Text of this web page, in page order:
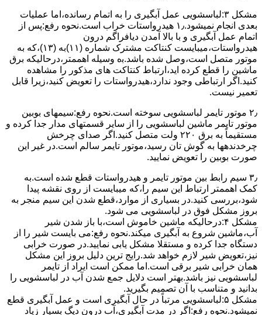
مشکل ۳:لباسشویی ﻋﻤﻞ آﺑﮕﯿﺮی را ﺑﻪ اﺗﻤﺎم رﺳﺎﻧﺪه،اﻣﺎ ﻋﻤﻠﯿﺎت
ﺑﻌﺪی اﻧﺠﺎم نمیشود.۱٫ ﻫﯿﺪرواﺳﺘﺎت ﺧﺮاب اﺳﺖ.نحوه رﻓﻊ:ﭘﺲ از
اﺗﻤﺎم عمل آﺑﮕﯿﺮی و ﺑﺎ ﺑﺎﻻ آﻣﺪن دﯾﺎﻓﺮاﮔﻢ درون
ﻫﯿﺪرواﺳﺘﺎت،میبایست ﮐﻨﺘﺎﮐﺖ ﻣﺸﺘﺮک شماره (۱۱)به (۱۳)،ﮐﻪ ﺑﻪ
ﻣﻮﺗﻮر ﻣﺘﺼﻞ اﺳﺖ،وﺻﻞ ﺷﺪه ﺑﺎﺷﺪ.ﺑه وسیله اهممتر،درحالیکه ﺑﺮق
ﻣﺎﺷﯿﻦ را ﻗﻄﻊ کرده اید،ارﺗﺒﺎط ﮐﻨﺘﺎﮐﺖ ﻫﺎی ﻣﺬﮐﻮر را ﻣﺸﺎﻫﺪه
کنید.اﮔﺮ ارﺗﺒﺎطی وجود ندارد،ﻫﯿﺪرواﺳﺘﺎت را ﺗﻌﻮﯾﺾ ﮐﻨﯿﺪ،زﯾﺮا قابل
ﺗﻌﻤﯿﺮ نیست.
۲٫ ﻣﻮﺗﻮر ﺗﺎﯾﻤﺮ لباسشویی ﺳﻮﺧﺘﻪ اﺳﺖ.نحوه رﻓﻊ:سیمهای ﺑﻮﺑﯿﻦ
ﻣﻮﺗﻮر ﺗﺎﯾﻤﺮ ماشین لباسشویی را از ﺳﺎﯾﺮ قسمتهای ﻣﺪار ﺟﺪا کرده و
مستقیماً ﺑﻪ برق ۲۲۰ وﻟﺖ ﻣﺘﺼﻞ کنید.اﮔﺮ ﺻﺪای ﭼﺮﺧﺶ
چرخدندهها به گوش تان رﺳﯿﺪ،ﻣﻮﺗﻮر ﺗﺎﯾﻤﺮ ﺳﺎﻟﻢ اﺳﺖ.در ﻏﯿﺮ اﯾﻦ
ﺻﻮرت ﺑﻮﺑﯿﻦ را ﺗﻌﻮﯾﺾ ﻧﻤﺎﯾﯿﺪ.
۳٫ ﺳﯿﻢ راﺑﻂ ﺑﯿﻦ ﻣﻮﺗﻮر ﺗﺎﯾﻤﺮ و ﻫﯿﺪرواﺳﺘﺎت ﻗﻄﻊ ﺷﺪه اﺳﺖ.به
کمک اهممتر ارﺗﺒﺎط اﯾﻦ ﺳﯿﻢ را،ﮐﻪ میبایست از روی ﻧﻘﺸﻪ ﭘﯿﺪا
ﺷﻮد،بررسی ﮐﻨﯿﺪ.در ﺑﺴﯿﺎری از موارد،ﻗﻄﻊ ﺷﺪن اﯾﻦ ﺳﯿﻢ ﻣﻨﺠﺮ ﺑﻪ
ﺑﺮوز مشکل ﻓﻮق در لباسشویی می شود.
مشکل ۴:درحالیکه ﻣﺎﺷﯿﻦ ﺧﺎﻣﻮش اﺳﺖ،ﺑﺎ ﺑﺎز ﺷﺪن ﺷﯿﺮ
آب،ﻣﺎﺷﯿﻦ ﺷﺮوع ﺑﻪ آﺑﮕﯿﺮی میکند.نحوه رﻓﻊ:می بایست ﺷﯿﺮ را از
دستگاه جدا کرده و مستقلا مشکل یابی نمایید.در صورت خرابی
نیز،تعویض شیر لازم خواهد شد.رایج ترین دلیل بروز این مشکل
همان خرابی شیر برقی است.اما ممکن است ایراد از تایمر
لباسشویی نیز باشد.بهتر است دلایل جمع شدن آب در لباسشویی را
بدانید و متناسب با آن تصمیم بگیرید.
مشکل ۵:لباسشویی مرتباً در ﺣﺎل آﺑﮕﯿﺮی اﺳﺖ و ﻋﻤﻞ آﺑﮕﯿﺮی ﻗﻄﻊ
نمیشود.نحوه رﻓﻊ:اﮔﺮ در ﻣﺪت آﺑﮕﯿﺮی،آب درون دﯾﮓ ﺑﺴﯿﺎر زﯾﺎد